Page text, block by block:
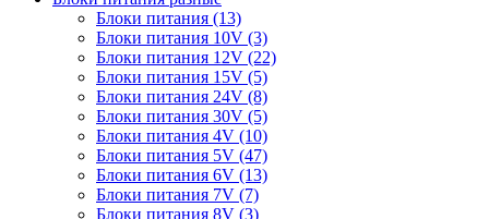
Блоки питания (13)
Блоки питания 10V (3)
Блоки питания 12V (22)
Блоки питания 15V (5)
Блоки питания 24V (8)
Блоки питания 30V (5)
Блоки питания 4V (10)
Блоки питания 5V (47)
Блоки питания 6V (13)
Блоки питания 7V (7)
Блоки питания 8V (3)